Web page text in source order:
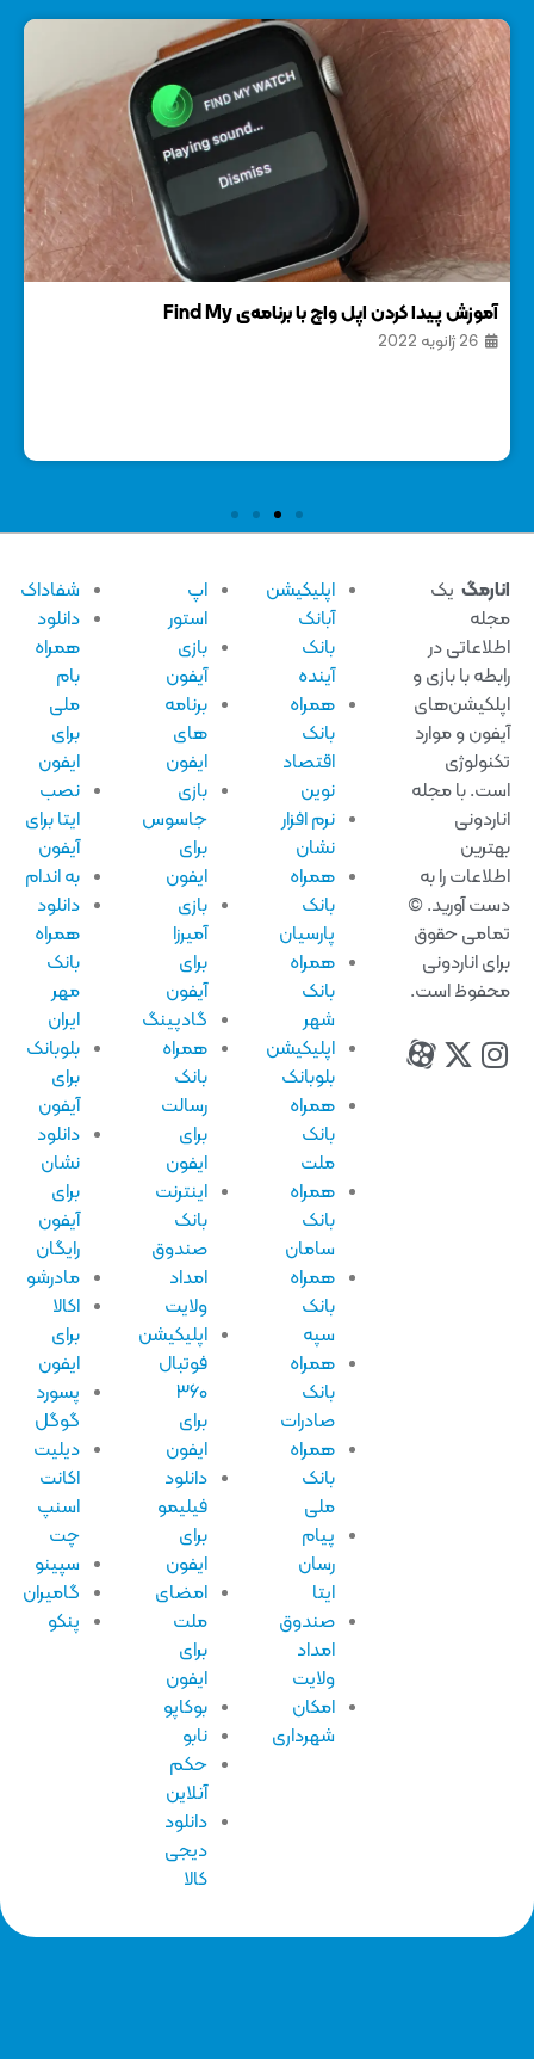
آموزش پیدا کردن اپل واچ با برنامه‌ی Find My
26 ژانویه 2022
یک
در
با بازی و
و موارد
با مجله
را به
آورید. ©
حقوق
اناردونی
است.
اپلیکیشن
آبانک
آینده
همراه
اقتصاد
نرم افزار
نشان
همراه
پارسیان
همراه
اپلیکیشن
بلوبانک
همراه
همراه
سامان
همراه
همراه
صادرات
همراه
پیام
رسان
صندوق
امداد
ولایت
امکان
شهرداری
اپ
استور
بازی
آیفون
برنامه
ایفون
بازی
جاسوس
ایفون
بازی
آیفون
گادپینگ
همراه
رسالت
ایفون
اینترنت
صندوق
امداد
ولایت
اپلیکیشن
فوتبال
ایفون
دانلود
فیلیمو
ایفون
امضای
ایفون
بوکاپو
نابو
حکم
آنلاین
دانلود
دیجی
شفاداک
دانلود
همراه
ایفون
نصب
ایتا برای
آیفون
به اندام
دانلود
همراه
بلوبانک
آیفون
دانلود
نشان
آیفون
رایگان
مادرشو
اکالا
ایفون
پسورد
گوگل
دیلیت
اکانت
اسنپ
سپینو
گامیران
پنکو